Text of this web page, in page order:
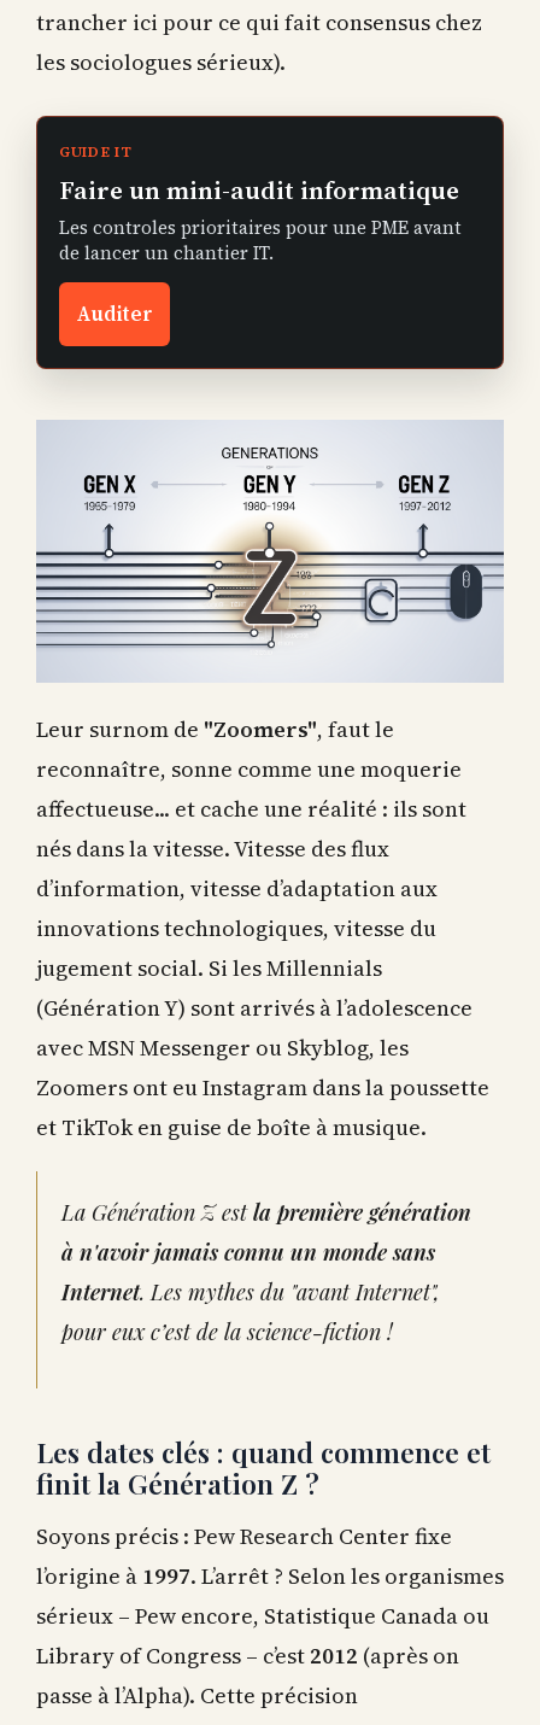
trancher ici pour ce qui fait consensus chez
les sociologues sérieux).
GUIDE IT
Faire un mini-audit informatique
Les controles prioritaires pour une PME avant
de lancer un chantier IT.
Auditer
Leur surnom de "Zoomers", faut le
reconnaître, sonne comme une moquerie
affectueuse... et cache une réalité : ils sont
nés dans la vitesse. Vitesse des flux
d’information, vitesse d’adaptation aux
innovations technologiques, vitesse du
jugement social. Si les Millennials
(Génération Y) sont arrivés à l’adolescence
avec MSN Messenger ou Skyblog, les
Zoomers ont eu Instagram dans la poussette
et TikTok en guise de boîte à musique.
La Génération Z estla première génération
à n'avoir jamais connu un monde sans
Internet. Les mythes du "avant Internet",
pour eux c’est de la science-fiction !
Les dates clés : quand commence et
finit la Génération Z ?
Soyons précis : Pew Research Center fixe
l’origine à 1997. L’arrêt ? Selon les organismes
sérieux – Pew encore, Statistique Canada ou
Library of Congress – c’est 2012 (après on
passe à l’Alpha). Cette précision